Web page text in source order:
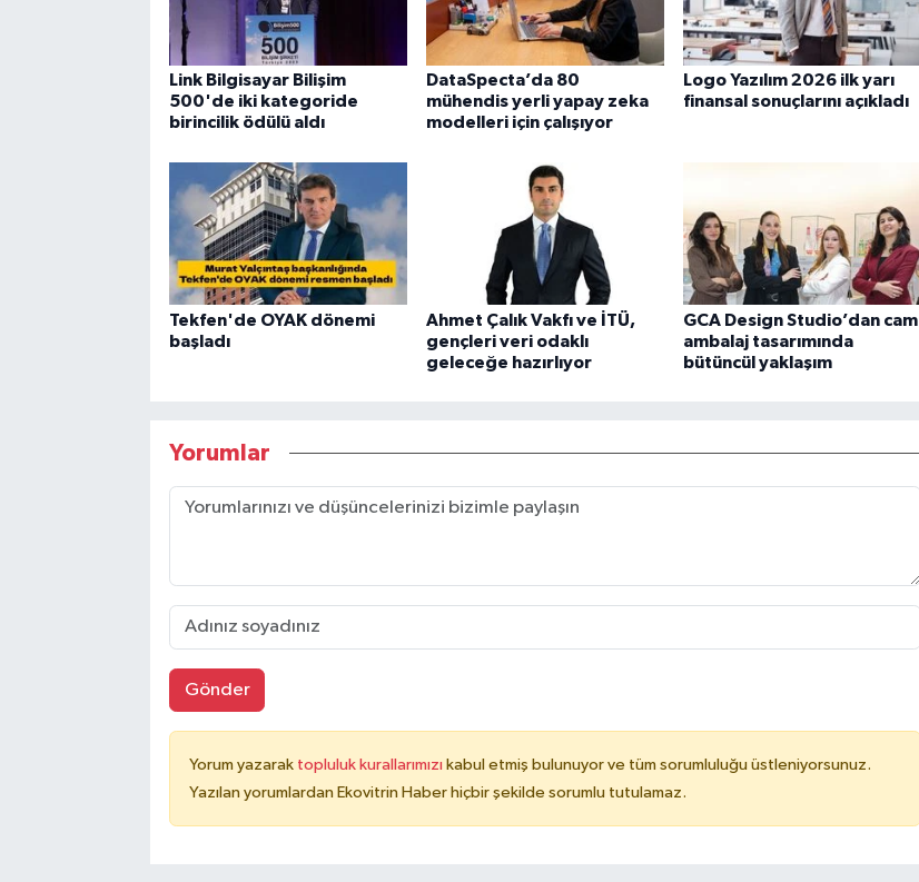
Link Bilgisayar Bilişim
500'de iki kategoride
birincilik ödülü aldı
DataSpecta’da 80
mühendis yerli yapay zeka
modelleri için çalışıyor
Logo Yazılım 2026 ilk yarı
finansal sonuçlarını açıkladı
Tekfen'de OYAK dönemi
başladı
Ahmet Çalık Vakfı ve İTÜ,
gençleri veri odaklı
geleceğe hazırlıyor
GCA Design Studio’dan cam
ambalaj tasarımında
bütüncül yaklaşım
Yorumlar
Gönder
Yorum yazarak topluluk kurallarımızı kabul etmiş bulunuyor ve tüm sorumluluğu üstleniyorsunuz.
Yazılan yorumlardan Ekovitrin Haber hiçbir şekilde sorumlu tutulamaz.